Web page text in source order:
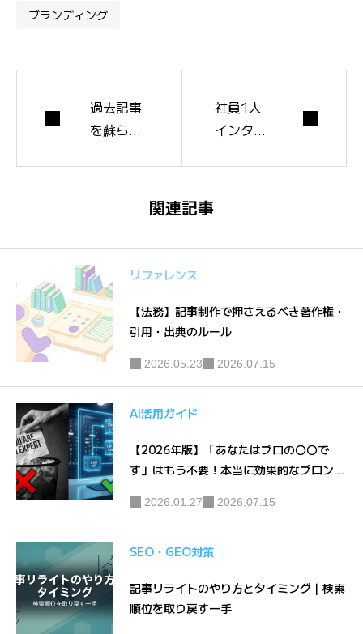
ブランディング
過去記事
を蘇らせ
社員1人
インタビ
関連記事
リファレンス
【法務】記事制作で押さえるべき著作権・
引用・出典のルール
2026.05.23 2026.07.15
AI活用ガイド
【2026年版】「あなたはプロの〇〇で
す」はもう不要！本当に効果的なプロンプ
2026.01.27 2026.07.15
SEO・GEO対策
記事リライトのやり方とタイミング｜検索
順位を取り戻す一手